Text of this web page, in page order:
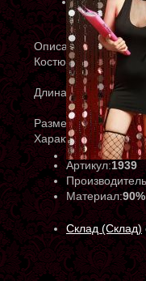
Описание
Костюм состоит из
Длина платья:
Размер 42-46рр
Характеристики
Артикул:1939
Материал:
Склад (Склад)